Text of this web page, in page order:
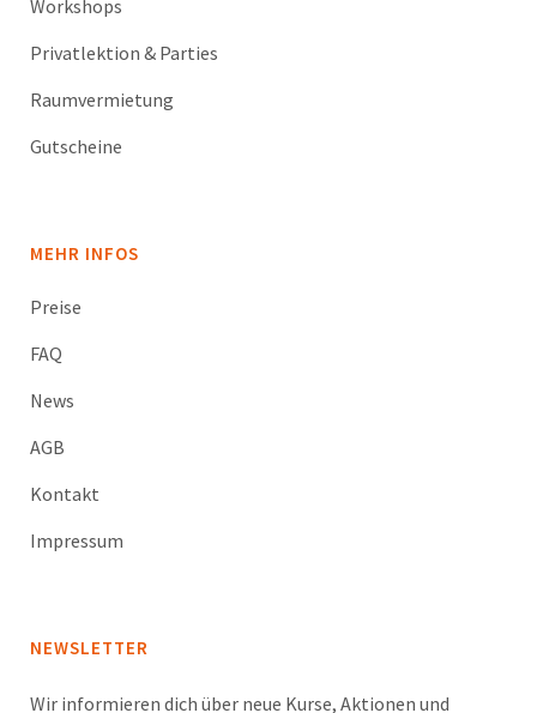
Workshops
Privatlektion & Parties
Raumvermietung
Gutscheine
MEHR INFOS
Preise
FAQ
News
AGB
Kontakt
Impressum
NEWSLETTER
Wir informieren dich über neue Kurse, Aktionen und